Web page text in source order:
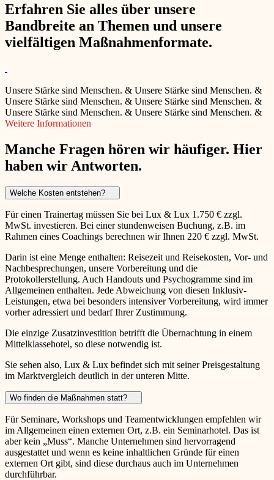
Erfahren Sie alles über unsere
Bandbreite an Themen und unsere
vielfältigen Maßnahmenformate.
Unsere Stärke sind Menschen. & Unsere Stärke sind Menschen. &
Unsere Stärke sind Menschen. & Unsere Stärke sind Menschen. &
Unsere Stärke sind Menschen. & Unsere Stärke sind Menschen. &
Weitere Informationen
Manche Fragen hören wir häufiger. Hier
haben wir Antworten.
Welche Kosten entstehen?
Für einen Trainertag müssen Sie bei Lux & Lux 1.750 € zzgl.
MwSt. investieren. Bei einer stundenweisen Buchung, z.B. im
Rahmen eines Coachings berechnen wir Ihnen 220 € zzgl. MwSt.
Darin ist eine Menge enthalten: Reisezeit und Reisekosten, Vor- und
Nachbesprechungen, unsere Vorbereitung und die
Protokollerstellung. Auch Handouts und Psychogramme sind im
Allgemeinen enthalten. Jede Abweichung von diesen Inklusiv-
Leistungen, etwa bei besonders intensiver Vorbereitung, wird immer
vorher adressiert und bedarf Ihrer Zustimmung.
Die einzige Zusatzinvestition betrifft die Übernachtung in einem
Mittelklassehotel, so diese notwendig ist.
Sie sehen also, Lux & Lux befindet sich mit seiner Preisgestaltung
im Marktvergleich deutlich in der unteren Mitte.
Wo finden die Maßnahmen statt?
Für Seminare, Workshops und Teamentwicklungen empfehlen wir
im Allgemeinen einen externen Ort, z.B. ein Seminarhotel. Das ist
aber kein „Muss“. Manche Unternehmen sind hervorragend
ausgestattet und wenn es keine inhaltlichen Gründe für einen
externen Ort gibt, sind diese durchaus auch im Unternehmen
durchführbar.